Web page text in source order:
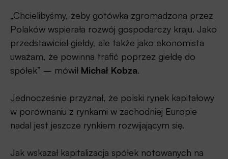
„Chcielibyśmy, żeby gotówka zgromadzona przez
Polaków wspierała rozwój gospodarczy kraju. Jako
przedstawiciel giełdy, ale także jako ekonomista
uważam, że powinna trafić poprzez giełdę do
spółek” – mówił Michał Kobza.
Jednocześnie przyznał, że polski rynek kapitałowy
w porównaniu z rynkami w zachodniej Europie
nadal jest jeszcze rynkiem rozwijającym się.
Jak wskazał kapitalizacja spółek notowanych na